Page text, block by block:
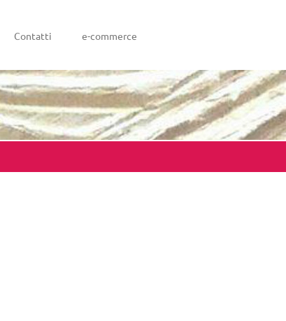
Contatti e-commerce